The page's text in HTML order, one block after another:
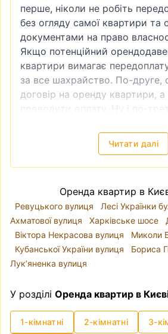
перше, ніколи не робіть
без огляду самої квартири та
документами на право
Якщо потенційний
квартири вимагає
за все шахрайство. По-друге,
договір на оренду квартири,
проводити оплату. Ну і по-
то це теж зазвичай ознака
Зняти квартиру в Києві—
Київ поділений на десять
Оболонський, Печерський,
Святошинський,
Шевченківський знаходяться
березі, а Дарницький,
Дніпровський - на лівому.
мова про вибір локації для
адміністративні райони
себе різні за класом та
проживання варіанти квартир.
Читати далі
Оренда квартир в
Ревуцького вулиця Лесі Українки
Ахматової вулиця
Харківське шосе
Віктора Некрасова вулиця
Миколи
Кубанської України вулиця
Бориса
Лукʼяненка вулиця
У розділі Оренда квартир в
1-кімнатні 2-кімнатні 3-